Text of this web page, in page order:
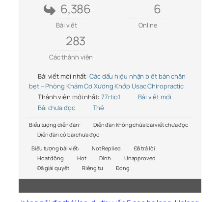
6,386
Bài viết
6
Online
283
Các thành viên
Bài viết mới nhất: Các dấu hiệu nhận biết bàn chân
bẹt – Phòng Khám Cơ Xương Khớp Usac Chiropractic
Thành viên mới nhất: 77rtio1
Bài viết mới
Bài chưa đọc
Thẻ
Biểu tượng diễn đàn:
Diễn đàn không chứa bài viết chưa đọc
Diễn đàn có bài chưa đọc
Biểu tượng bài viết:
Not Replied
Đã trả lời
Hoạt động
Hot Dính
Unapproved
Đã giải quyết
Riêng tư Đóng